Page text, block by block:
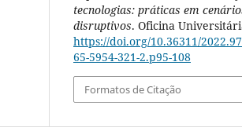
tecnologias: práticas em
disruptivos. Oficina
https://doi.org/10.36311/
65-5954-321-2.p95-108
Formatos de Citação